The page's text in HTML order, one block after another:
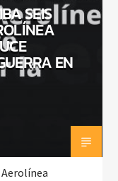
SEIS
EN
Aerolínea